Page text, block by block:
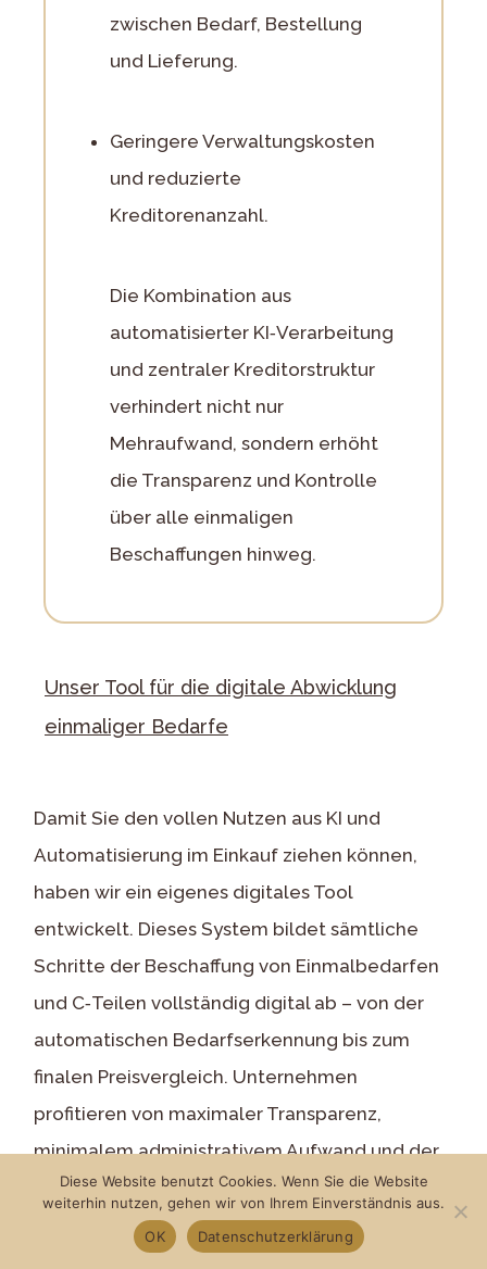
zwischen Bedarf, Bestellung
und Lieferung.
Geringere Verwaltungskosten
und reduzierte
Kreditorenanzahl.
Die Kombination aus
automatisierter KI‑Verarbeitung
und zentraler Kreditorstruktur
verhindert nicht nur
Mehraufwand, sondern erhöht
die Transparenz und Kontrolle
über alle einmaligen
Beschaffungen hinweg.
Unser Tool für die digitale Abwicklung
einmaliger Bedarfe
Damit Sie den vollen Nutzen aus KI und
Automatisierung im Einkauf ziehen können,
haben wir ein eigenes digitales Tool
entwickelt. Dieses System bildet sämtliche
Schritte der Beschaffung von Einmalbedarfen
und C‑Teilen vollständig digital ab – von der
automatischen Bedarfserkennung bis zum
finalen Preisvergleich. Unternehmen
profitieren von maximaler Transparenz,
minimalem administrativem Aufwand und der
Sicherheit, immer den besten Preis zu
Diese Website benutzt Cookies. Wenn Sie die Website
weiterhin nutzen, gehen wir von Ihrem Einverständnis aus.
OK
Datenschutzerklärung